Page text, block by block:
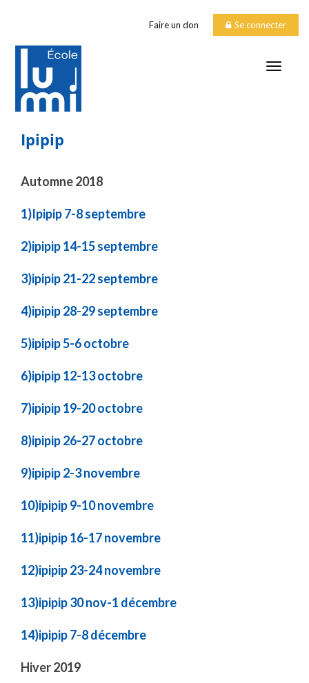
Faire un don Se connecter
Ipipip
Automne 2018
1)Ipipip 7-8 septembre
2)ipipip 14-15 septembre
3)ipipip 21-22 septembre
4)ipipip 28-29 septembre
5)ipipip 5-6 octobre
6)ipipip 12-13 octobre
7)ipipip 19-20 octobre
8)ipipip 26-27 octobre
9)ipipip 2-3 novembre
10)ipipip 9-10 novembre
11)ipipip 16-17 novembre
12)ipipip 23-24 novembre
13)ipipip 30 nov-1 décembre
14)ipipip 7-8 décembre
Hiver 2019